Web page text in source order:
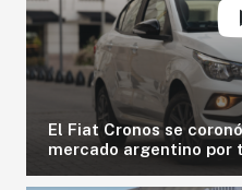
El Fiat Cronos se
mercado argentino por